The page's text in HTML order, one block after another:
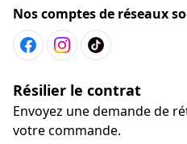
Nos comptes de réseaux
Résilier le contrat
Envoyez une demande de
votre commande.